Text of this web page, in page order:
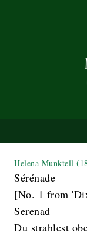
Helena Munktell
Sérénade
[No. 1 from
Serenad
Du strahlest